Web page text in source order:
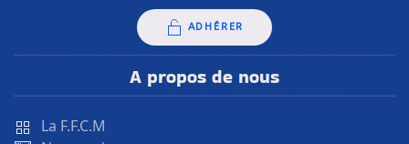
ADHÉRER
A propos de nous
La F.F.C.M